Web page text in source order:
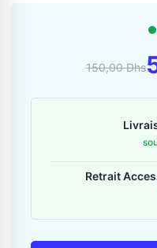
06 36 88 27 81
Envoyer un message
150,00 Dhs
Retrait